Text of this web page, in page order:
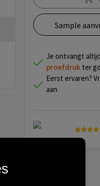
Sample
Je ontvangt altijd
proefdrukter
Eerst ervaren?
aan